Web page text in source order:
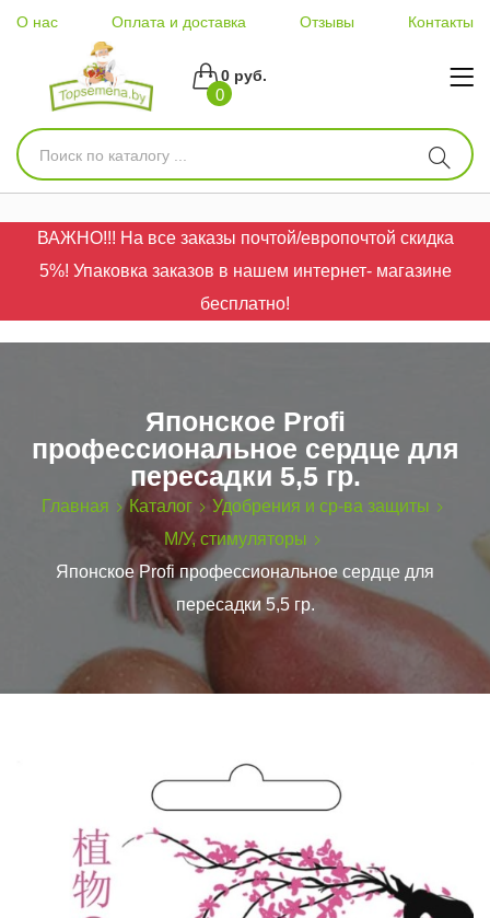
О нас Оплата и доставка Отзывы Контакты
0
0 руб.
ВАЖНО!!! На все заказы почтой/европочтой скидка
5%! Упаковка заказов в нашем интернет- магазине
бесплатно!
Японское Profi
профессиональное сердце для
пересадки 5,5 гр.
Главная Каталог
Удобрения и ср-ва защиты
М/У, стимуляторы
Японское Profi профессиональное сердце для
пересадки 5,5 гр.